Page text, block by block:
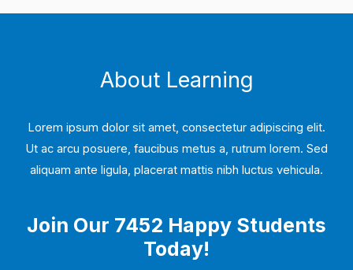
About Learning
Lorem ipsum dolor sit amet, consectetur adipiscing elit.
Ut ac arcu posuere, faucibus metus a, rutrum lorem. Sed
aliquam ante ligula, placerat mattis nibh luctus vehicula.
Join Our 7452 Happy Students​
Today!